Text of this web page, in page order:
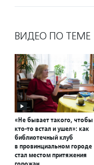
ВИДЕО ПО ТЕМЕ
«Не бывает такого, чтобы
кто-то встал и ушел»: как
библиотечный клуб
в провинциальном городе
стал местом притяжения